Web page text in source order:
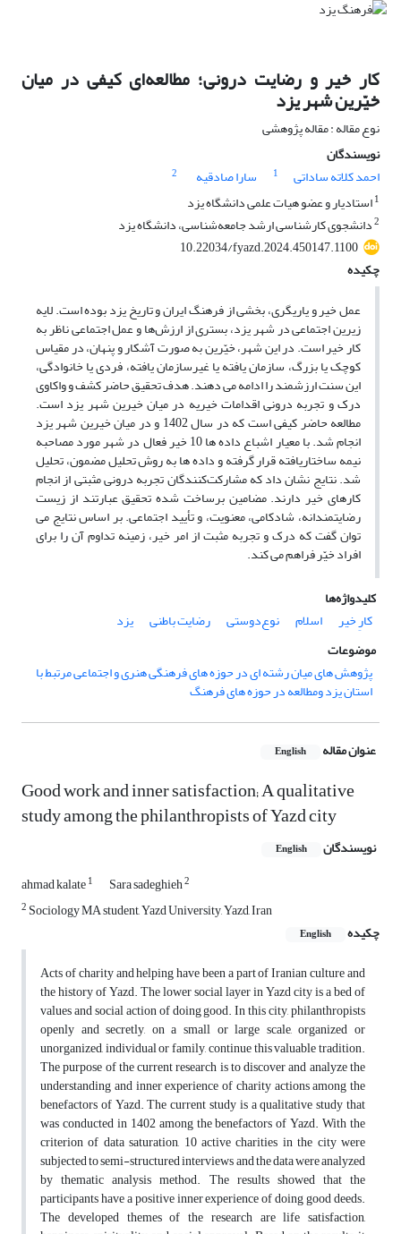
کار خیر و رضایت درونی؛ مطالعه‌ای کیفی در میان
خیّرین شهر یزد
نوع مقاله : مقاله پژوهشی
نویسندگان
احمد کلاته ساداتی
1 سارا صادقیه
2
1استادیار و عضو هیات علمی دانشگاه یزد
2دانشجوی کارشناسی ارشد جامعه‌شناسی، دانشگاه یزد
10.22034/fyazd.2024.450147.1100
چکیده
عمل خیر و یاریگری، بخشی از فرهنگ ایران و تاریخ یزد بوده است. لایه
زیرین اجتماعی در شهر یزد، بستری از ارزش‌ها و عمل اجتماعی ناظر به
کار خیر است. در این شهر، خیّرین به صورت آشکار و پنهان، در مقیاس
کوچک یا بزرگ، سازمان یافته یا غیرسازمان یافته، فردی یا خانوادگی،
این سنت ارزشمند را ادامه می دهند. هدف تحقیق حاضر کشف و واکاوی
درک و تجربه درونی اقدامات خیریه در میان خیرین شهر یزد است.
مطالعه حاضر کیفی است که در سال 1402 و در میان خیرین شهر یزد
انجام شد. با معیار اشباع داده ها 10 خیر فعال در شهر مورد مصاحبه
نیمه ساختاریافته قرار گرفته و داده ها به روش تحلیل مضمون، تحلیل
شد. نتایج نشان داد که مشارکت‌کنندگان تجربه درونی مثبتی از انجام
کارهای خیر دارند. مضامین برساخت شده تحقیق عبارتند از زیست
رضایتمندانه، شادکامی، معنویت، و تأیید اجتماعی. بر اساس نتایج می
توان گفت که درک و تجربه مثبت از امر خیر، زمینه تداوم آن را برای
افراد خیّر فراهم می کند.
کلیدواژه‌ها
کارِ خیر
اسلام نوع‌دوستی رضایت باطنی
یزد
موضوعات
پژوهش های میان رشته ای در حوزه های فرهنگی هنری و اجتماعی مرتبط با
استان یزد ومطالعه در حوزه های فرهنگ
عنوان مقاله English
Good work and inner satisfaction; A qualitative
study among the philanthropists of Yazd city
نویسندگان English
ahmad kalate1 Sara sadeghieh2
2 Sociology MA student, Yazd University, Yazd, Iran
چکیده
English
Acts of charity and helping have been a part of Iranian culture and
the history of Yazd. The lower social layer in Yazd city is a bed of
values and social action of doing good. In this city, philanthropists
openly and secretly, on a small or large scale, organized or
unorganized, individual or family, continue this valuable tradition.
The purpose of the current research is to discover and analyze the
understanding and inner experience of charity actions among the
benefactors of Yazd. The current study is a qualitative study that
was conducted in 1402 among the benefactors of Yazd. With the
criterion of data saturation, 10 active charities in the city were
subjected to semi-structured interviews and the data were analyzed
by thematic analysis method. The results showed that the
participants have a positive inner experience of doing good deeds.
The developed themes of the research are life satisfaction,